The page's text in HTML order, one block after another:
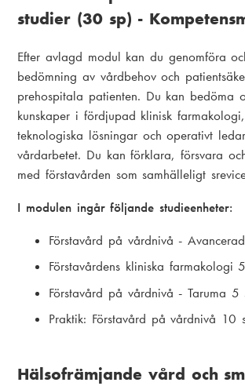
studier (30 sp) -
Efter avlagd modul kan du genomföra
bedömning av vårdbehov och
prehospitala patienten. Du kan bedöma
kunskaper i fördjupad klinisk
teknologiska lösningar och operativt
vårdarbetet. Du kan förklara, försvara
med förstavården som samhälleligt
I modulen ingår följande studieenheter:
Förstavård på vårdnivå -
Förstavårdens kliniska farmakologi
Förstavård på vårdnivå - Taruma 5
Praktik: Förstavård på vårdnivå 10
Hälsofrämjande vård och